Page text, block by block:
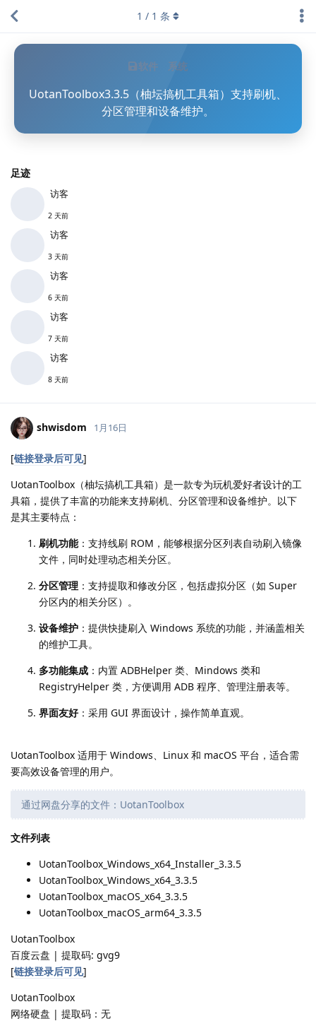
软件 系统
UotanToolbox3.3.5（柚坛搞机工具箱）支持刷机、
分区管理和设备维护。
足迹
访客
2 天前
访客
3 天前
访客
6 天前
访客
7 天前
访客
8 天前
1 / 1 条
shwisdom 1月16日
[链接登录后可见]
UotanToolbox（柚坛搞机工具箱）是一款专为玩机爱好者设计的工
具箱，提供了丰富的功能来支持刷机、分区管理和设备维护。以下
是其主要特点：
刷机功能：支持线刷 ROM，能够根据分区列表自动刷入镜像
文件，同时处理动态相关分区。
分区管理 ：支持提取和修改分区，包括虚拟分区（如 Super
分区内的相关分区）。
设备维护 ：提供快捷刷入 Windows 系统的功能，并涵盖相关
的维护工具。
多功能集成 ：内置 ADBHelper 类、Mindows 类和
RegistryHelper 类，方便调用 ADB 程序、管理注册表等。
界面友好：采用 GUI 界面设计，操作简单直观。
UotanToolbox 适用于 Windows、Linux 和 macOS 平台，适合需
要高效设备管理的用户。
通过网盘分享的文件：UotanToolbox
文件列表
UotanToolbox_Windows_x64_Installer_3.3.5
UotanToolbox_Windows_x64_3.3.5
UotanToolbox_macOS_x64_3.3.5
UotanToolbox_macOS_arm64_3.3.5
UotanToolbox
百度云盘 | 提取码: gvg9
[链接登录后可见]
UotanToolbox
网络硬盘 | 提取码：无